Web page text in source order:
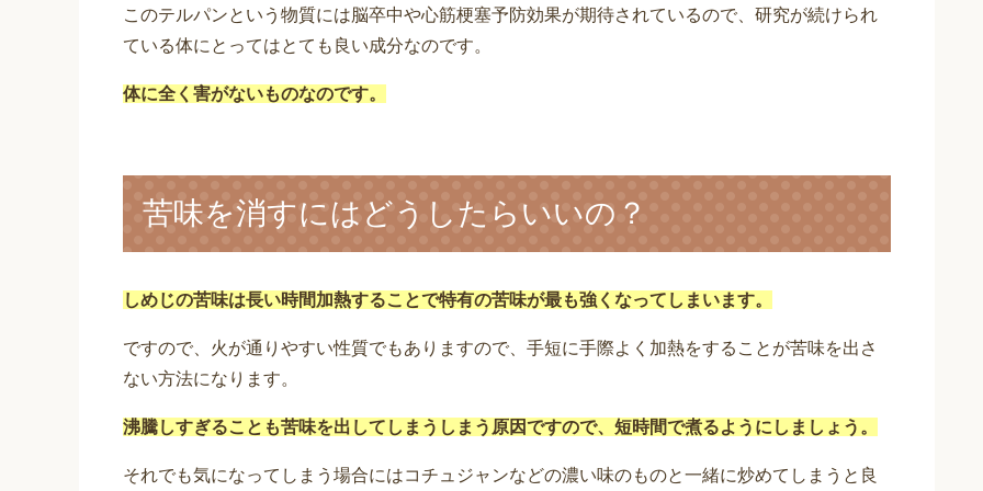
このテルパンという物質には脳卒中や心筋梗塞予防効果が期待されているので、研究が続けられ
ている体にとってはとても良い成分なのです。
体に全く害がないものなのです。
苦味を消すにはどうしたらいいの？
しめじの苦味は長い時間加熱することで特有の苦味が最も強くなってしまいます。
ですので、火が通りやすい性質でもありますので、手短に手際よく加熱をすることが苦味を出さ
ない方法になります。
沸騰しすぎることも苦味を出してしまうしまう原因ですので、短時間で煮るようにしましょう。
それでも気になってしまう場合にはコチュジャンなどの濃い味のものと一緒に炒めてしまうと良